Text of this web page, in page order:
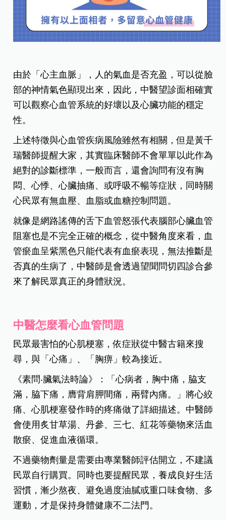
由於「心主血脈」，人的氣血是否充盈，可以從臉
部的神情氣色顯現出來，因此，中醫望診面相確實
可以觀察心血管系統的好壞以及心臟功能的穩定
性。
上述特徵與心血管疾病風險雖然有相關，但是黃千
瑞醫師提醒大家，其實臨床醫師不會單單以此作為
絕對的診斷標準，一般而言，還會詢問有沒有胸
悶、心悸、心臟抽痛、或呼吸不暢等症狀，同時關
心民眾有無血壓、血脂或血糖控制問題。
就像是網路謠傳的舌下血管怒張代表腦部心臟血管
阻塞也是不完全正確的概念，從中醫角度來看，血
管瘀血呈紫黑色只能代表有血瘀表現，無法推斷是
否真的生病了，中醫師是會透過望聞問切四診合參
來了解民眾真正的身體狀況。
中醫怎麼看心血管問題
民眾最害怕的心肌梗塞，依症狀從中醫古籍來搜
尋，與「心痛」、「胸痹」較為接近。
《素問‧臟氣法時論》：「心病者，胸中痛，脇支
滿，脇下痛，膺背肩胛間痛，兩臂內痛。」將心絞
痛、心肌梗塞發作時的疼痛做了詳細描述。中醫師
會使用炙甘草湯、丹參、三七、紅花等藥物來活血
散瘀、促進血液循環。
不過藥物劑量是需要由專業醫師評估開立，不建議
民眾自行購買。同時也要提醒民眾，養成良好生活
習慣，漸少熬夜、避免過度油膩或重口味食物、多
運動，才是保持身體健康不二法門。